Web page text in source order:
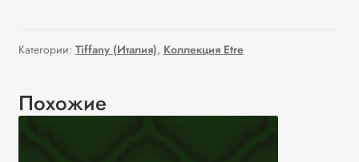
Категории: Tiffany (Италия), Коллекция Etre
Похожие